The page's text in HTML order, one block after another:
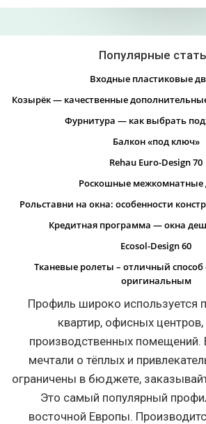
Популярные
Входные пластиковые
Козырёк — качественные
Фурнитура — как выбрать
Балкон «под ключ»
Rehau Euro-Design 70
Роскошные межкомнатные
Рольставни на окна: особенности
Кредитная программа — окна
Ecosol-Design 60
Тканевые ролеты – отличный способ
оригинальным
Профиль широко используется
квартир, офисных
производственных помещений.
мечтали о тёплых и
ограничены в бюджете,
Это самый популярный
восточной Европы.